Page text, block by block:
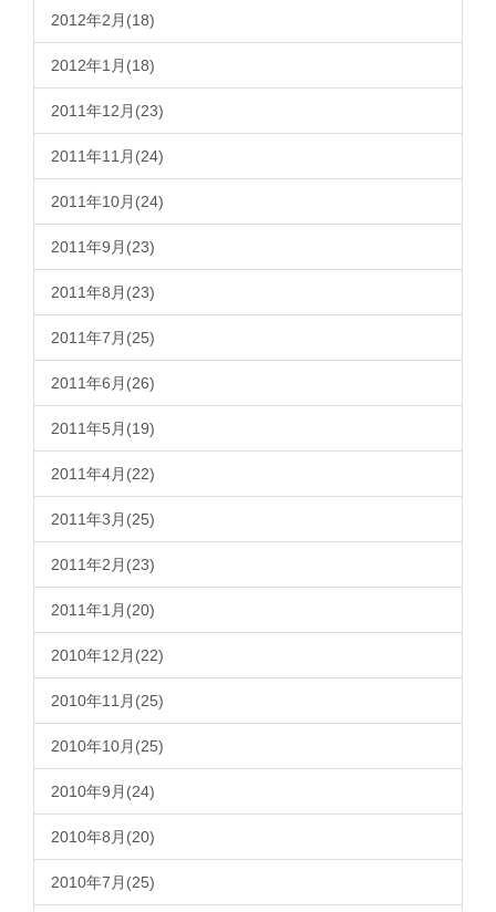
2012年2月(18)
2012年1月(18)
2011年12月(23)
2011年11月(24)
2011年10月(24)
2011年9月(23)
2011年8月(23)
2011年7月(25)
2011年6月(26)
2011年5月(19)
2011年4月(22)
2011年3月(25)
2011年2月(23)
2011年1月(20)
2010年12月(22)
2010年11月(25)
2010年10月(25)
2010年9月(24)
2010年8月(20)
2010年7月(25)